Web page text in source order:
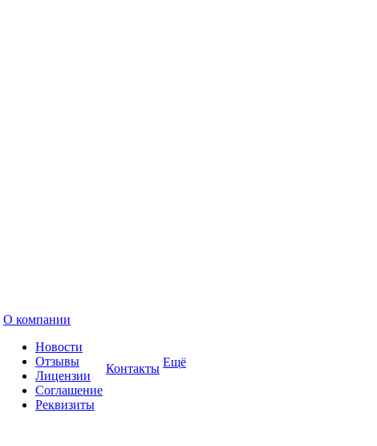
О компании
Новости
Отзывы
Лицензии
Соглашение
Реквизиты
Контакты Ещё